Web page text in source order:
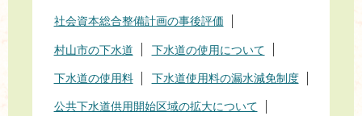
社会資本総合整備計画の事後評価
村山市の下水道 下水道の使用について
下水道の使用料 下水道使用料の漏水減免制度
公共下水道供用開始区域の拡大について